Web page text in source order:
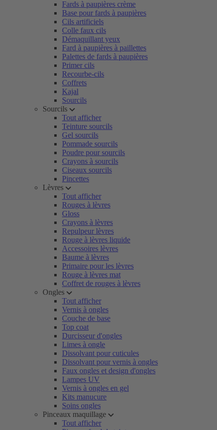
Fards à paupières crème
Base pour fards à paupières
Cils artificiels
Colle faux cils
Démaquillant yeux
Fard à paupières à paillettes
Palettes de fards à paupières
Primer cils
Recourbe-cils
Coffrets
Kajal
Sourcils
Sourcils
Tout afficher
Teinture sourcils
Gel sourcils
Pommade sourcils
Poudre pour sourcils
Crayons à sourcils
Ciseaux sourcils
Pincettes
Lèvres
Tout afficher
Rouges à lèvres
Gloss
Crayons à lèvres
Repulpeur lèvres
Rouge à lèvres liquide
Accessoires lèvres
Baume à lèvres
Primaire pour les lèvres
Rouge à lèvres mat
Coffret de rouges à lèvres
Ongles
Tout afficher
Vernis à ongles
Couche de base
Top coat
Durcisseur d'ongles
Limes à ongle
Dissolvant pour cuticules
Dissolvant pour vernis à ongles
Faux ongles et design d'ongles
Lampes UV
Vernis à ongles en gel
Kits manucure
Soins ongles
Pinceaux maquillage
Tout afficher